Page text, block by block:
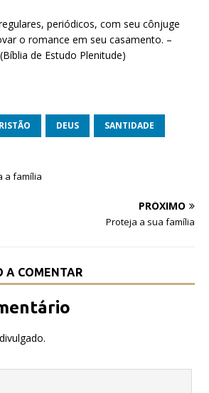
periódicos, com seu cônjuge
o romance em seu casamento. –
de Estudo Plenitude)
DEUS SANTIDADE
a família
PRÓXIMO
Proteja a sua família
A COMENTAR